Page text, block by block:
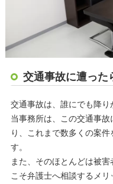
交通事故に遭った
交通事故は、誰にでも降り
当事務所は、この交通事
り、これまで数多くの案
す。
また、そのほとんどは被
こそ弁護士へ相談するメリ